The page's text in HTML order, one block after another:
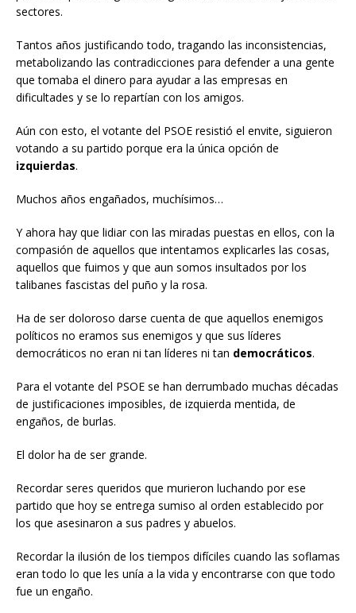
sectores.
Tantos años justificando todo, tragando las inconsistencias,
metabolizando las contradicciones para defender a una gente
que tomaba el dinero para ayudar a las empresas en
dificultades y se lo repartían con los amigos.
Aún con esto, el votante del PSOE resistió el envite, siguieron
votando a su partido porque era la única opción de
izquierdas.
Muchos años engañados, muchísimos…
Y ahora hay que lidiar con las miradas puestas en ellos, con la
compasión de aquellos que intentamos explicarles las cosas,
aquellos que fuimos y que aun somos insultados por los
talibanes fascistas del puño y la rosa.
Ha de ser doloroso darse cuenta de que aquellos enemigos
políticos no eramos sus enemigos y que sus líderes
democráticos no eran ni tan líderes ni tan democráticos.
Para el votante del PSOE se han derrumbado muchas décadas
de justificaciones imposibles, de izquierda mentida, de
engaños, de burlas.
El dolor ha de ser grande.
Recordar seres queridos que murieron luchando por ese
partido que hoy se entrega sumiso al orden establecido por
los que asesinaron a sus padres y abuelos.
Recordar la ilusión de los tiempos difíciles cuando las soflamas
eran todo lo que les unía a la vida y encontrarse con que todo
fue un engaño.